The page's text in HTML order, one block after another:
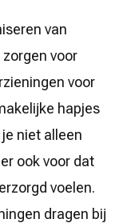
van
voor
voor
hapjes
niet alleen
ook voor dat
voelen.
dragen bij